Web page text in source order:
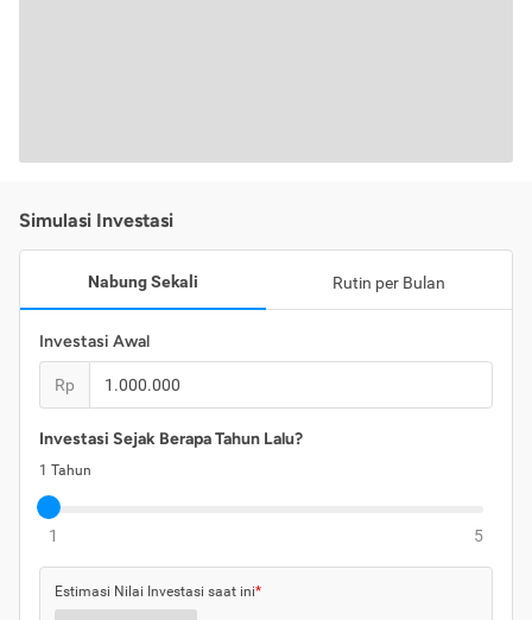
Simulasi Investasi
Nabung Sekali Rutin per Bulan
Investasi Awal
Rp
Investasi Sejak Berapa Tahun Lalu?
1 Tahun
1 5
Estimasi Nilai Investasi saat ini*